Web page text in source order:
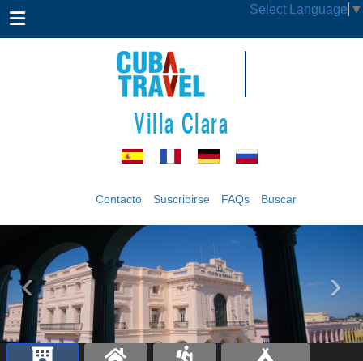
Select Language ▼
Villa Clara
Contacto Suscribirse FAQs Buscar
‹ ›